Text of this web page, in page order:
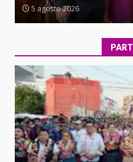
3
de
30 julio
4 20 julio
de
5 agosto 2026